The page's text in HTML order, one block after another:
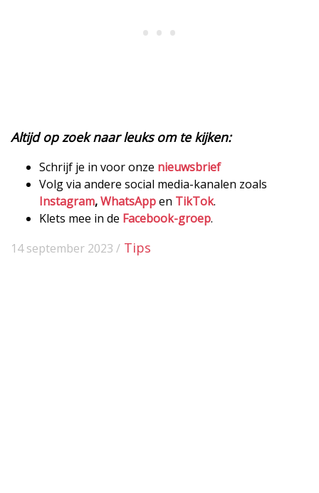
Altijd op zoek naar leuks om te kijken:
Schrijf je in voor onze nieuwsbrief
Volg via andere social media-kanalen zoals
Instagram,WhatsAppen TikTok.
Klets mee in de Facebook-groep.
14 september 2023 / Tips